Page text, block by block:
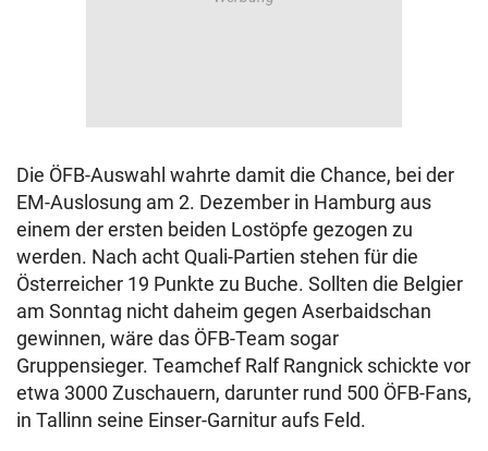
Die ÖFB-Auswahl wahrte damit die Chance, bei der
EM-Auslosung am 2. Dezember in Hamburg aus
einem der ersten beiden Lostöpfe gezogen zu
werden. Nach acht Quali-Partien stehen für die
Österreicher 19 Punkte zu Buche. Sollten die Belgier
am Sonntag nicht daheim gegen Aserbaidschan
gewinnen, wäre das ÖFB-Team sogar
Gruppensieger. Teamchef Ralf Rangnick schickte vor
etwa 3000 Zuschauern, darunter rund 500 ÖFB-Fans,
in Tallinn seine Einser-Garnitur aufs Feld.